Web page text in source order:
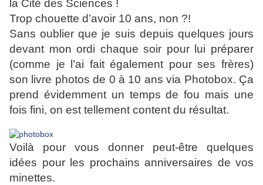
la Cité des Sciences !
Trop chouette d’avoir 10 ans, non ?!
Sans oublier que je suis depuis quelques jours
devant mon ordi chaque soir pour lui préparer
(comme je l’ai fait également pour ses frères)
son livre photos de 0 à 10 ans via Photobox. Ça
prend évidemment un temps de fou mais une
fois fini, on est tellement content du résultat.
Voilà pour vous donner peut-être quelques
idées pour les prochains anniversaires de vos
minettes.